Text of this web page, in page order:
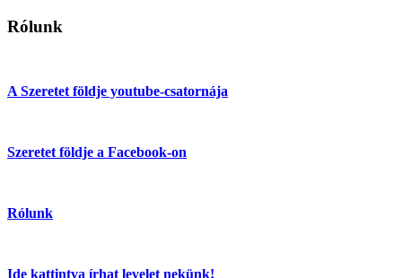
Rólunk
A Szeretet földje youtube-csatornája
Szeretet földje a Facebook-on
Rólunk
Ide kattintva írhat levelet nekünk!